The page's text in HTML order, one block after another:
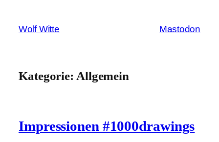
springen
Wolf Witte Mastodon
Kategorie: Allgemein
Impressionen #1000drawings